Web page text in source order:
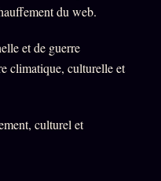
du web.
et de guerre
climatique, culturelle et
culturel et